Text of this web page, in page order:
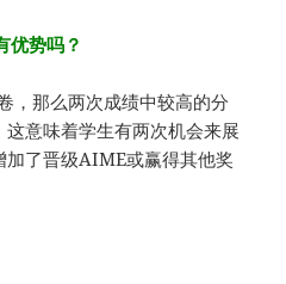
优势吗？
，那么两次成绩中较高的分
意味着学生有两次机会来展
加了晋级AIME或赢得其他奖